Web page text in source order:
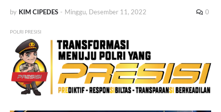
by KIM CIPEDES - Minggu, Desember 11, 2022 0
POLRI PRESISI